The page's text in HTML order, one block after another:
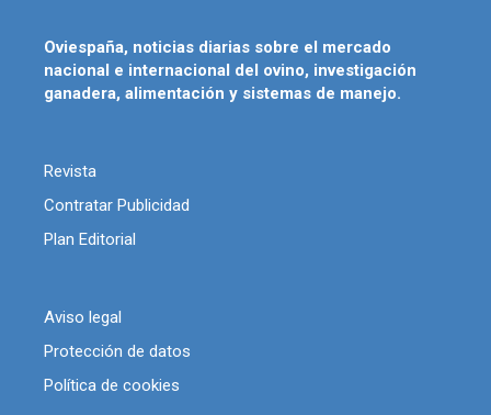
Oviespaña, noticias diarias sobre el mercado
nacional e internacional del ovino, investigación
ganadera, alimentación y sistemas de manejo.
Revista
Contratar Publicidad
Plan Editorial
Aviso legal
Protección de datos
Política de cookies